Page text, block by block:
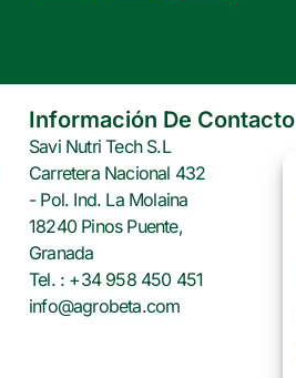
o
o
k
e
r
r
e
t
Información De Contacto
Savi Nutri Tech S.L
Carretera Nacional 432
- Pol. Ind. La Molaina
18240 Pinos Puente,
Granada
Tel. : +34 958 450 451
info@agrobeta.com